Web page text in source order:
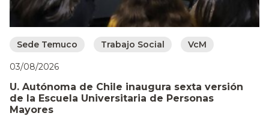
Sede Temuco Trabajo Social VcM
03/08/2026
U. Autónoma de Chile inaugura sexta versión
de la Escuela Universitaria de Personas
Mayores